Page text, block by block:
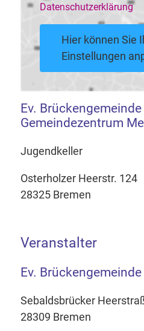
Datenschutzerklärung
Hier können Sie
Einstellungen
Ev.
Gemeindezentrum
Jugendkeller
Osterholzer Heerstr. 124
28325 Bremen
Veranstalter
Ev.
Sebaldsbrücker
28309 Bremen